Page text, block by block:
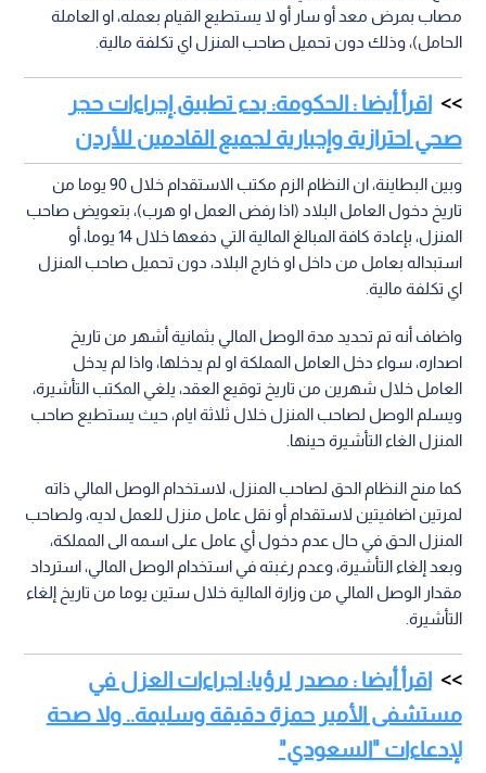
مصاب بمرض معد أو سار أو لا يستطيع القيام بعمله، او العاملة
الحامل)، وذلك دون تحميل صاحب المنزل اي تكلفة مالية.
اقرأ أيضا : الحكومة: بدء تطبيق إجراءات حجر
صحي احترازية وإجبارية لجميع القادمين للأردن
وبين البطاينة، ان النظام الزم مكتب الاستقدام خلال 90 يوما من
تاريخ دخول العامل البلاد (اذا رفض العمل او هرب)، بتعويض صاحب
المنزل، بإعادة كافة المبالغ المالية التي دفعها خلال 14 يوما، أو
استبداله بعامل من داخل او خارج البلاد، دون تحميل صاحب المنزل
اي تكلفة مالية.
واضاف أنه تم تحديد مدة الوصل المالي بثمانية أشهر من تاريخ
اصداره، سواء دخل العامل المملكة او لم يدخلها، واذا لم يدخل
العامل خلال شهرين من تاريخ توقيع العقد، يلغي المكتب التأشيرة،
ويسلم الوصل لصاحب المنزل خلال ثلاثة ايام، حيث يستطيع صاحب
المنزل الغاء التأشيرة حينها.
كما منح النظام الحق لصاحب المنزل، لاستخدام الوصل المالي ذاته
لمرتين اضافيتين لاستقدام أو نقل عامل منزل للعمل لديه، ولصاحب
المنزل الحق في حال عدم دخول أي عامل على اسمه الى المملكة،
وبعد إلغاء التأشيرة، وعدم رغبته في استخدام الوصل المالي، استرداد
مقدار الوصل المالي من وزارة المالية خلال ستين يوما من تاريخ إلغاء
التأشيرة.
اقرأ أيضا : مصدر لرؤيا: اجراءات العزل في
مستشفى الأمير حمزة دقيقة وسليمة.. ولا صحة
لإدعاءات "السعودي"